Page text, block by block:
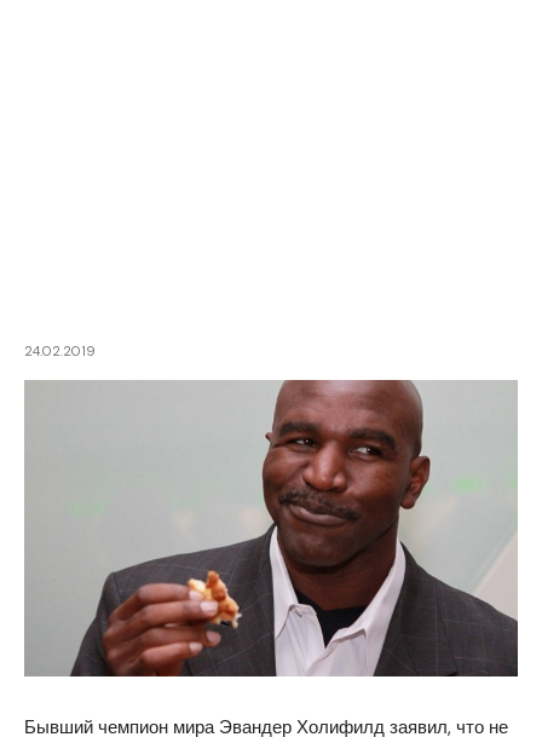
24.02.2019
Бывший чемпион мира Эвандер Холифилд заявил, что не